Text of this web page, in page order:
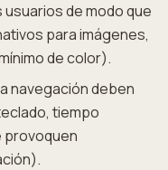
de modo que
para imágenes,
de color).
navegación deben
tiempo